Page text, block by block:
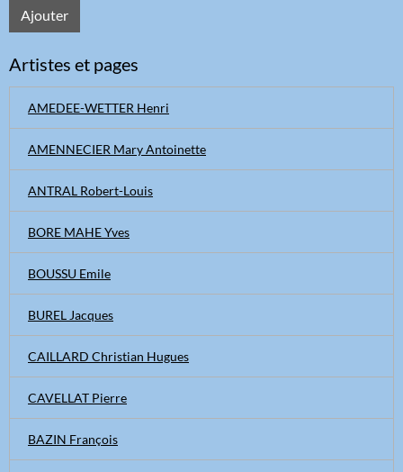
Ajouter
Artistes et pages
AMEDEE-WETTER Henri
AMENNECIER Mary Antoinette
ANTRAL Robert-Louis
BORE MAHE Yves
BOUSSU Emile
BUREL Jacques
CAILLARD Christian Hugues
CAVELLAT Pierre
BAZIN François